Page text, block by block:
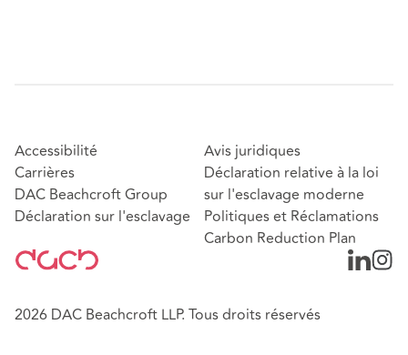
Accessibilité
Carrières
DAC Beachcroft Group
Déclaration sur l'esclavage
Avis juridiques
Déclaration relative à la loi
sur l'esclavage moderne
Politiques et Réclamations
Carbon Reduction Plan
2026 DAC Beachcroft LLP. Tous droits réservés